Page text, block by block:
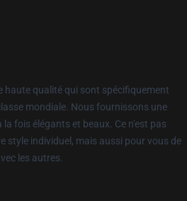
haute qualité qui sont spécifiquement
mondiale. Nous fournissons une
fois élégants et beaux. Ce n'est pas
style individuel, mais aussi pour vous de
les autres.